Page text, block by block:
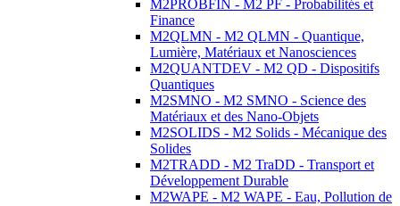
M2PROBFIN - M2 PF - Probabilités et
Finance
M2QLMN - M2 QLMN - Quantique,
Lumière, Matériaux et Nanosciences
M2QUANTDEV - M2 QD - Dispositifs
Quantiques
M2SMNO - M2 SMNO - Science des
Matériaux et des Nano-Objets
M2SOLIDS - M2 Solids - Mécanique des
Solides
M2TRADD - M2 TraDD - Transport et
Développement Durable
M2WAPE - M2 WAPE - Eau, Pollution de